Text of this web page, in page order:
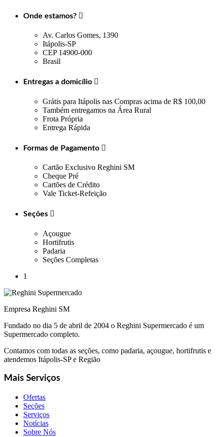
Onde estamos?
Av. Carlos Gomes, 1390
Itápolis-SP
CEP 14900-000
Brasil
Entregas a domicílio 
Grátis para Itápolis nas Compras acima de R$ 100,00
Também entregamos na Área Rural
Frota Própria
Entrega Rápida
Formas de Pagamento
Cartão Exclusivo Reghini SM
Cheque Pré
Cartões de Crédito
Vale Ticket-Refeição
Seções 
Açougue
Hortifrutis
Padaria
Seções Completas
1
Empresa Reghini SM
Fundado no dia 5 de abril de 2004 o Reghini Supermercado é um
Supermercado completo.
Contamos com todas as seções, como padaria, açougue, hortifrutis e
atendemos Itápolis-SP e Região
Mais Serviços
Ofertas
Seções
Serviços
Notícias
Sobre Nós